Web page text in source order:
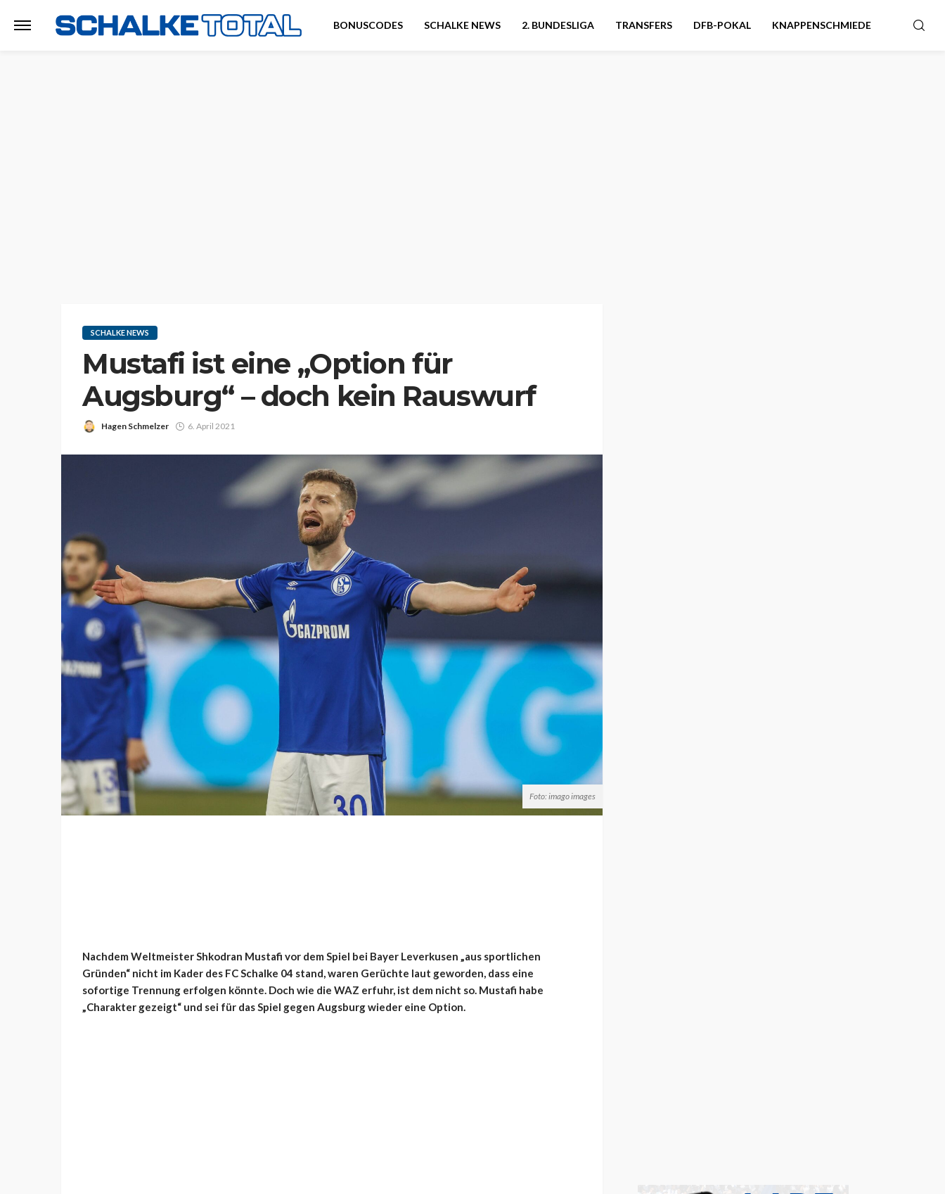
BONUSCODES SCHALKE NEWS 2. BUNDESLIGA TRANSFERS DFB-POKAL KNAPPENSCHMIEDE
SCHALKE NEWS
Mustafi ist eine „Option für
Augsburg“ – doch kein Rauswurf
Hagen Schmelzer 6. April 2021
Foto: imago images
Nachdem Weltmeister Shkodran Mustafi vor dem Spiel bei Bayer Leverkusen „aus sportlichen
Gründen“ nicht im Kader des FC Schalke 04 stand, waren Gerüchte laut geworden, dass eine
sofortige Trennung erfolgen könnte. Doch wie die WAZ erfuhr, ist dem nicht so. Mustafi habe
„Charakter gezeigt“ und sei für das Spiel gegen Augsburg wieder eine Option.